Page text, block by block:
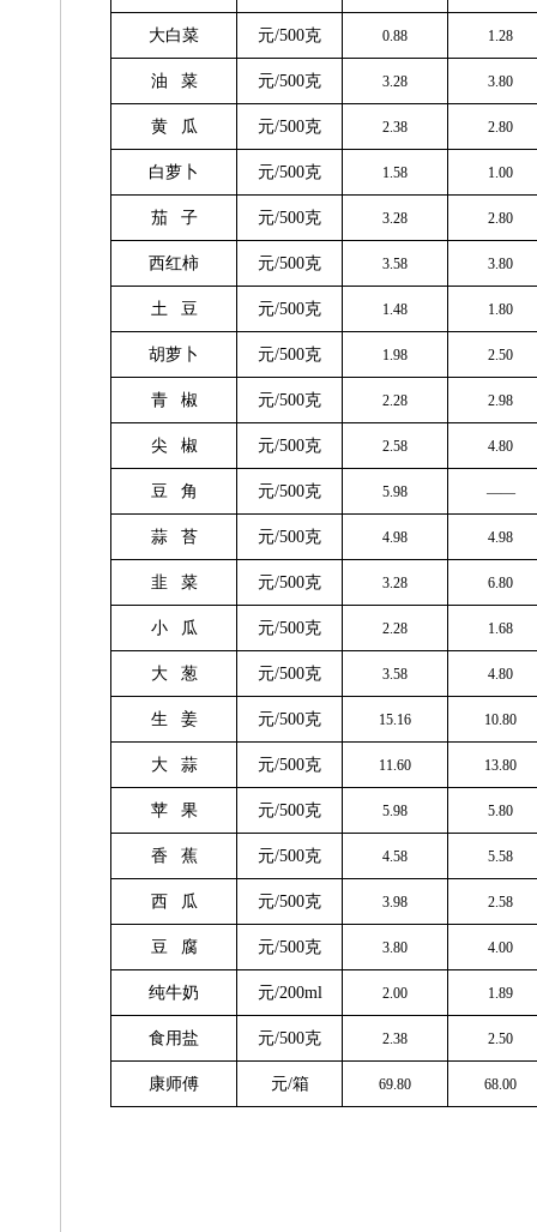
大白菜 元/500克 0.88 1.28
油 菜 元/500克 3.28 3.80
黄 瓜 元/500克 2.38 2.80
白萝卜 元/500克 1.58 1.00
茄 子 元/500克 3.28 2.80
西红柿 元/500克 3.58 3.80
土 豆 元/500克 1.48 1.80
胡萝卜 元/500克 1.98 2.50
青 椒 元/500克 2.28 2.98
尖 椒 元/500克 2.58 4.80
豆 角 元/500克 5.98 ——
蒜 苔 元/500克 4.98 4.98
韭 菜 元/500克 3.28 6.80
小 瓜 元/500克 2.28 1.68
大 葱 元/500克 3.58 4.80
生 姜 元/500克 15.16 10.80
大 蒜 元/500克 11.60 13.80
苹 果 元/500克 5.98 5.80
香 蕉 元/500克 4.58 5.58
西 瓜 元/500克 3.98 2.58
豆 腐 元/500克 3.80 4.00
纯牛奶 元/200ml 2.00 1.89
食用盐 元/500克 2.38 2.50
康师傅 元/箱 69.80 68.00